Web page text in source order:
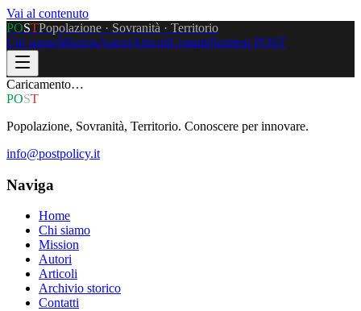
Vai al contenuto
POSTPopolazione · Sovranità · Territorio
Chi siamoMissionAutoriArticoliContattiSostieni POST
Caricamento…
POST
Popolazione, Sovranità, Territorio. Conoscere per innovare.
info@postpolicy.it
Naviga
Home
Chi siamo
Mission
Autori
Articoli
Archivio storico
Contatti